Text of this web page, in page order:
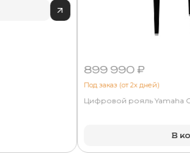
899 990 ₽
Под заказ (от 2х дней)
Цифровой рояль Yamaha
В